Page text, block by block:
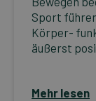
Sport
Körper-
äußerst
Mehr lesen